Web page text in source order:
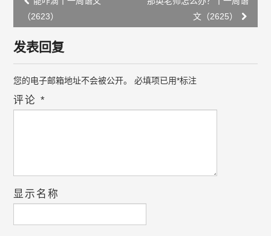
navigation
（2623）
文（2625）
发表回复
您的电子邮箱地址不会被公开。 必填项已用*标注
评论*
显示名称